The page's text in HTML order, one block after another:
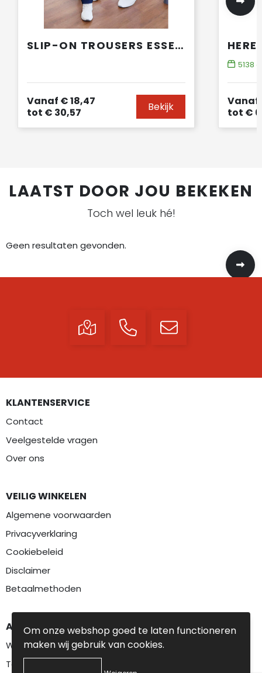
SLIP-ON TROUSERS ESSENTIAL
Vanaf € 18,47
tot € 30,57 Bekijk
5138
Vanaf
tot €
LAATST DOOR JOU BEKEKEN
Toch wel leuk hé!
Geen resultaten gevonden.
KLANTENSERVICE
Contact
Veelgestelde vragen
Over ons
VEILIG WINKELEN
Algemene voorwaarden
Privacyverklaring
Cookiebeleid
Disclaimer
Betaalmethoden
AANBEVOLEN CATEGORIEËN
Werkkleding
Textiel
Om onze webshop goed te laten functioneren
maken wij gebruik van cookies.